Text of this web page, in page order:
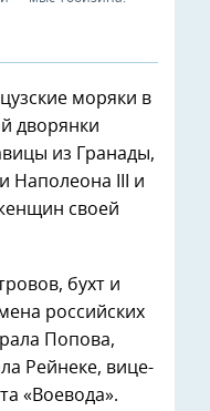
моряки в
дворянки
из Гранады,
Наполеона III и
своей
бухт и
российских
Попова,
Рейнеке, вице-
«Воевода».